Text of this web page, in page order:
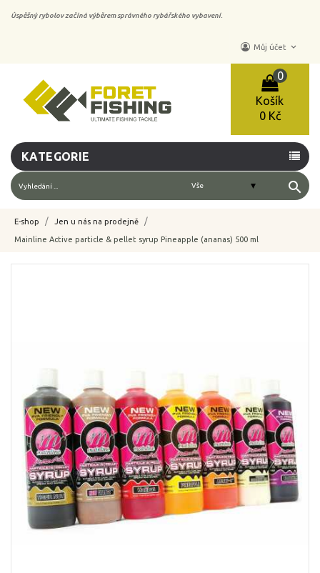
Úspěšný rybolov začíná výběrem správného rybářského vybavení.
Můj účet keyboard_arrow_down
Košík
0
0 Kč
KATEGORIE
search
E-shop Jen u nás na prodejně
Mainline Active particle & pellet syrup Pineapple (ananas) 500 ml